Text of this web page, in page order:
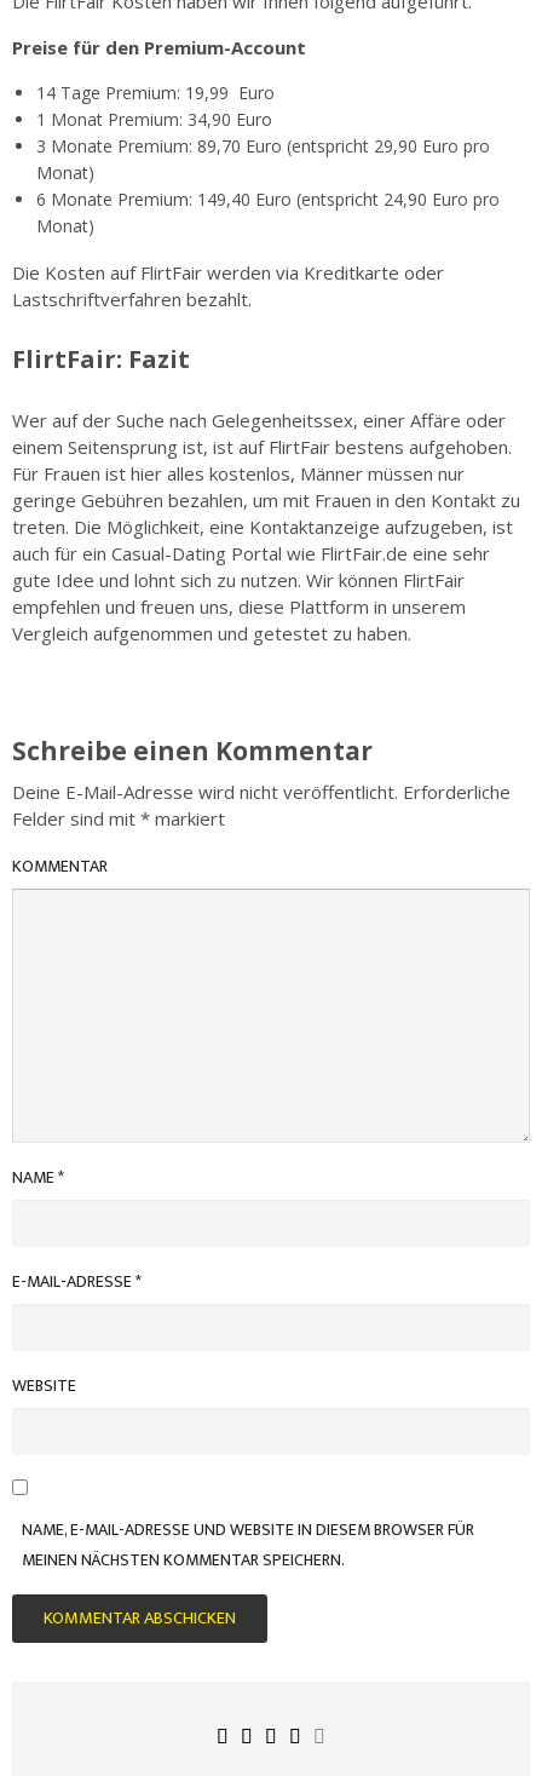
Preise für den Premium-Account
14 Tage Premium: 19,99 Euro
1 Monat Premium: 34,90 Euro
3 Monate Premium: 89,70 Euro (entspricht 29,90 Euro pro
Monat)
6 Monate Premium: 149,40 Euro (entspricht 24,90 Euro pro
Monat)
Die Kosten auf FlirtFair werden via Kreditkarte oder
Lastschriftverfahren bezahlt.
FlirtFair: Fazit
Wer auf der Suche nach Gelegenheitssex, einer Affäre oder
einem Seitensprung ist, ist auf FlirtFair bestens aufgehoben.
Für Frauen ist hier alles kostenlos, Männer müssen nur
geringe Gebühren bezahlen, um mit Frauen in den Kontakt zu
treten. Die Möglichkeit, eine Kontaktanzeige aufzugeben, ist
auch für ein Casual-Dating Portal wie FlirtFair.de eine sehr
gute Idee und lohnt sich zu nutzen. Wir können FlirtFair
empfehlen und freuen uns, diese Plattform in unserem
Vergleich aufgenommen und getestet zu haben.
Schreibe einen Kommentar
Deine E-Mail-Adresse wird nicht veröffentlicht. Erforderliche
Felder sind mit * markiert
KOMMENTAR
NAME*
E-MAIL-ADRESSE*
WEBSITE
NAME, E-MAIL-ADRESSE UND WEBSITE IN DIESEM BROWSER FÜR
MEINEN NÄCHSTEN KOMMENTAR SPEICHERN.